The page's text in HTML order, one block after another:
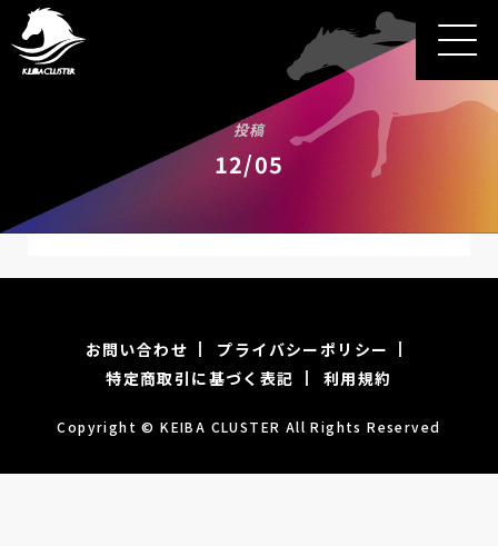
投稿
12/05
お問い合わせ
プライバシーポリシー
特定商取引に基づく表記
利用規約
Copyright © KEIBA CLUSTER All Rights Reserved